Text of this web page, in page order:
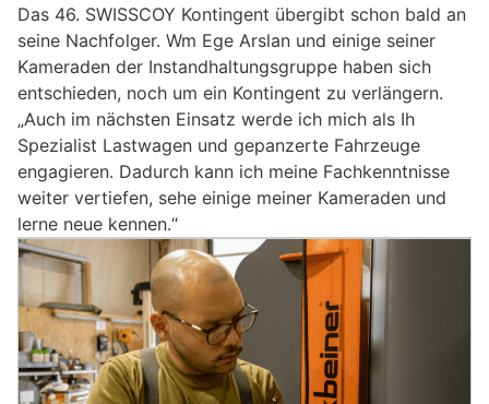
Das 46. SWISSCOY Kontingent übergibt schon bald an
seine Nachfolger. Wm Ege Arslan und einige seiner
Kameraden der Instandhaltungsgruppe haben sich
entschieden, noch um ein Kontingent zu verlängern.
„Auch im nächsten Einsatz werde ich mich als Ih
Spezialist Lastwagen und gepanzerte Fahrzeuge
engagieren. Dadurch kann ich meine Fachkenntnisse
weiter vertiefen, sehe einige meiner Kameraden und
lerne neue kennen.“